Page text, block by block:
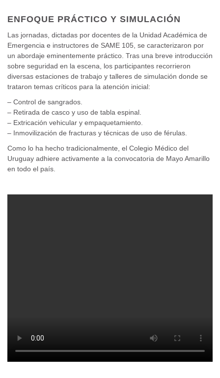
ENFOQUE PRÁCTICO Y SIMULACIÓN
Las jornadas, dictadas por docentes de la Unidad Académica de
Emergencia e instructores de SAME 105, se caracterizaron por
un abordaje eminentemente práctico. Tras una breve introducción
sobre seguridad en la escena, los participantes recorrieron
diversas estaciones de trabajo y talleres de simulación donde se
trataron temas críticos para la atención inicial:
– Control de sangrados.
– Retirada de casco y uso de tabla espinal.
– Extricación vehicular y empaquetamiento.
– Inmovilización de fracturas y técnicas de uso de férulas.
Como lo ha hecho tradicionalmente, el Colegio Médico del
Uruguay adhiere activamente a la convocatoria de Mayo Amarillo
en todo el país.